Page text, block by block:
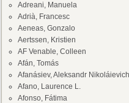
Adreani, Manuela
Adrià, Francesc
Aeneas, Gonzalo
Aertssen, Kristien
AF Venable, Colleen
Afán, Tomás
Afanásiev, Aleksandr Nikoláievich
Afano, Laurence L.
Afonso, Fátima